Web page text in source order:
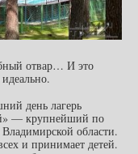
отвар… И это
день лагерь
— крупнейший по
области.
и принимает детей.